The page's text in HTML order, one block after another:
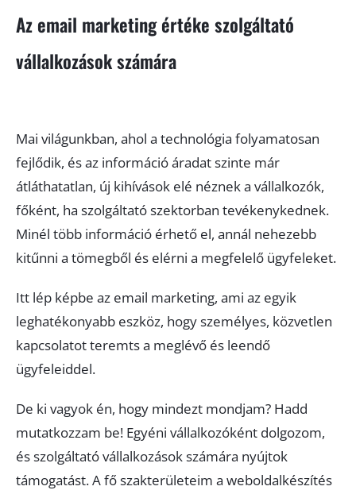
Az email marketing értéke szolgáltató
vállalkozások számára
Mai világunkban, ahol a technológia folyamatosan
fejlődik, és az információ áradat szinte már
átláthatatlan, új kihívások elé néznek a vállalkozók,
főként, ha szolgáltató szektorban tevékenykednek.
Minél több információ érhető el, annál nehezebb
kitűnni a tömegből és elérni a megfelelő ügyfeleket.
Itt lép képbe az email marketing, ami az egyik
leghatékonyabb eszköz, hogy személyes, közvetlen
kapcsolatot teremts a meglévő és leendő
ügyfeleiddel.
De ki vagyok én, hogy mindezt mondjam? Hadd
mutatkozzam be! Egyéni vállalkozóként dolgozom,
és szolgáltató vállalkozások számára nyújtok
támogatást. A fő szakterületeim a weboldalkészítés